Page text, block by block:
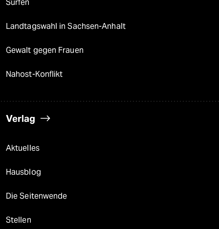
Surfen
Landtagswahl in Sachsen-Anhalt
Gewalt gegen Frauen
Nahost-Konflikt
Verlag
Aktuelles
Hausblog
Die Seitenwende
Stellen